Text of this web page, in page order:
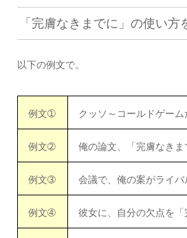
「完膚なきまでに」の使い方
以下の例文で。
例文➀ クッソ～コールドゲー
例文➁ 俺の論文、「完膚なき
例文➂ 会議で、俺の案がライ
例文➃ 彼女に、自分の欠点を